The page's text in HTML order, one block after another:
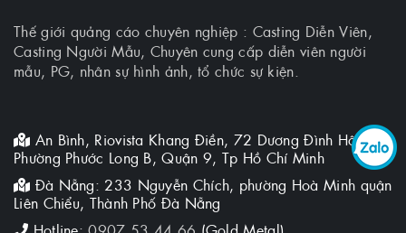
Thế giới quảng cáo chuyên nghiệp : Casting Diễn Viên,
Casting Người Mẫu, Chuyên cung cấp diễn viên người
mẫu, PG, nhân sự hình ảnh, tổ chức sự kiện.
An Bình, Riovista Khang Điền, 72 Dương Đình Hội,
Phường Phước Long B, Quận 9, Tp Hồ Chí Minh
Đà Nẵng: 233 Nguyễn Chích, phường Hoà Minh quận
Liên Chiểu, Thành Phố Đà Nẵng